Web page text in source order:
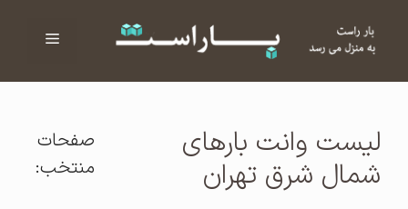
فهرست
لیست وانت بارهای
شمال شرق تهران
صفحات
منتخب: